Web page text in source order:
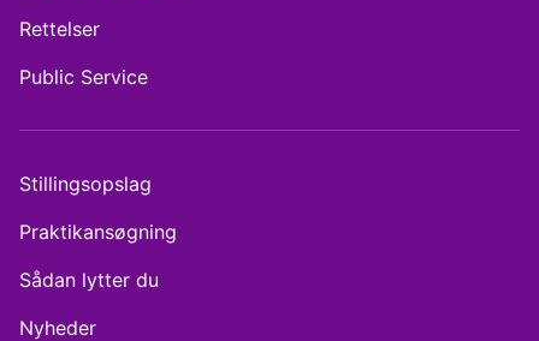
Rettelser
Public Service
Stillingsopslag
Praktikansøgning
Sådan lytter du
Nyheder